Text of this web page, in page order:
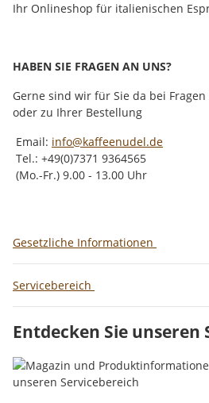
Ihr Onlineshop für italienischen
HABEN SIE FRAGEN AN UNS?
Gerne sind wir für Sie da bei
oder zu Ihrer Bestellung
Email: info@kaffeenudel.de
Tel.: +49(0)7371 9364565
(Mo.-Fr.) 9.00 - 13.00 Uhr
Gesetzliche Informationen
Servicebereich
Entdecken Sie unseren